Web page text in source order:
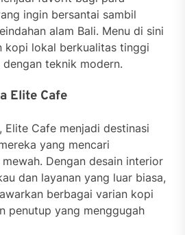
ingin bersantai sambil
alam Bali. Menu di sini
kopi lokal berkualitas tinggi
teknik modern.
Elite Cafe
Elite Cafe menjadi destinasi
yang mencari
Dengan desain interior
dan layanan yang luar biasa,
berbagai varian kopi
penutup yang menggugah